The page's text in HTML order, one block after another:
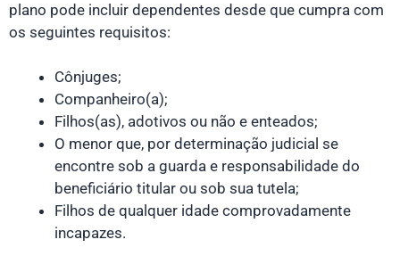
plano pode incluir dependentes desde que cumpra com
os seguintes requisitos:
Cônjuges;
Companheiro(a);
Filhos(as), adotivos ou não e enteados;
O menor que, por determinação judicial se
encontre sob a guarda e responsabilidade do
beneficiário titular ou sob sua tutela;
Filhos de qualquer idade comprovadamente
incapazes.